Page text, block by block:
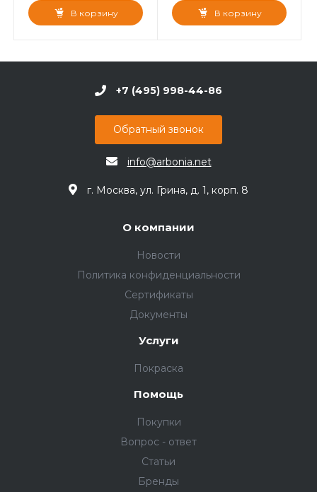
В корзину В корзину
+7 (495) 998-44-86
Обратный звонок
info@arbonia.net
г. Москва, ул. Грина, д. 1, корп. 8
О компании
Новости
Политика конфиденциальности
Сертификаты
Документы
Услуги
Покраска
Помощь
Покупки
Вопрос - ответ
Статьи
Бренды